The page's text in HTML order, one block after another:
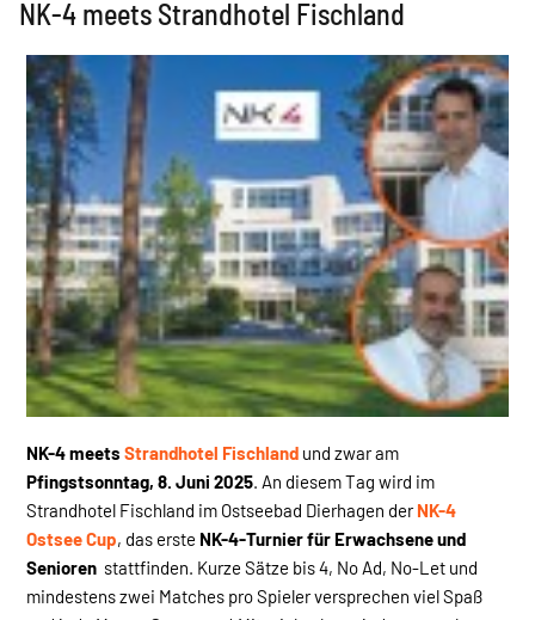
NK-4 meets Strandhotel Fischland
NK-4 meets Strandhotel Fischland und zwar am
Pfingstsonntag, 8. Juni 2025 . An diesem Tag wird im
Strandhotel Fischland im Ostseebad Dierhagen derNK-4
Ostsee Cup, das erste NK-4-Turnier für Erwachsene und
Senioren stattfinden. Kurze Sätze bis 4, No Ad, No-Let und
mindestens zwei Matches pro Spieler versprechen viel Spaß